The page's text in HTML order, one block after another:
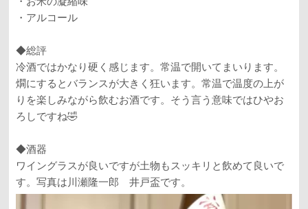
・アルコール
◆総評
冷酒ではかなり硬く感じます。常温で開いてまいります。
燗にするとバランスが大きく狂います。常温で温度の上が
りを楽しみながら飲むお酒です。そう言う意味ではひやお
ろしですね🤣
◆酒器
ワイングラスが良いですが土物もスッキリと飲めて良いで
す。写真は川瀬隆一郎 井戸盃です。